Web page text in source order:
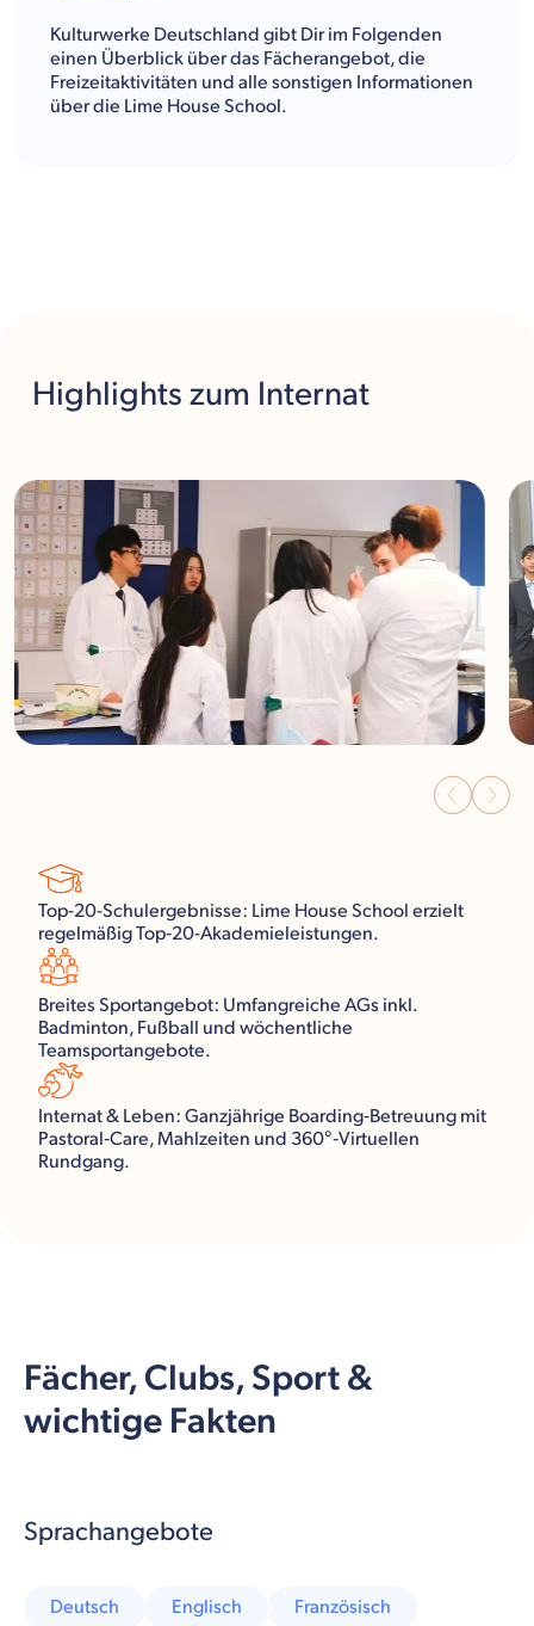
Kulturwerke Deutschland gibt Dir im Folgenden
einen Überblick über das Fächerangebot, die
Freizeitaktivitäten und alle sonstigen Informationen
über die Lime House School.
Highlights zum Internat
Top-20-Schulergebnisse: Lime House School erzielt
regelmäßig Top‑20-Akademieleistungen.
Breites Sportangebot: Umfangreiche AGs inkl.
Badminton, Fußball und wöchentliche
Teamsportangebote.
Internat & Leben: Ganzjährige Boarding‑Betreuung mit
Pastoral‑Care, Mahlzeiten und 360°‑Virtuellen
Rundgang.
Fächer, Clubs, Sport &
wichtige Fakten
Sprachangebote
Deutsch Englisch Französisch